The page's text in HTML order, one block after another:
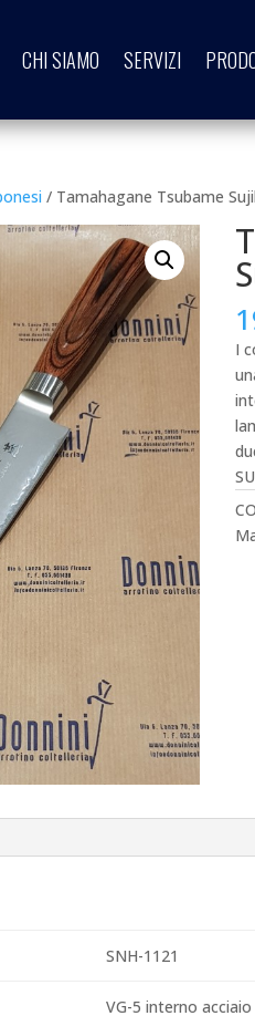
CHI SIAMO SERVIZI
/ Tamahagane Tsubame
I
SNH-1121
VG-5 interno